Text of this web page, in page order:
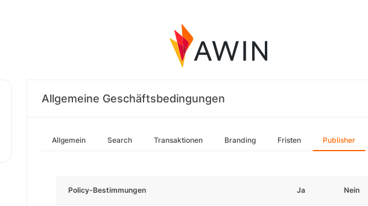
Allgemeine Geschäftsbedingungen
Allgemein Search Transaktionen Branding Fristen Publisher
Policy-Bestimmungen Ja Nein